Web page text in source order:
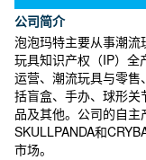
公司简介
泡泡玛特主要从事潮
玩具知识产权（IP）全
运营、潮流玩具与零
括盲盒、手办、球形关
品及其他。公司的自主
SKULLPANDA和
市场。